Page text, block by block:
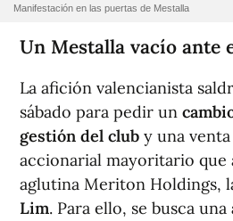
Manifestación en las puertas de Mestalla
Un Mestalla vacío ante
La afición valencianista
sábado para pedir un
gestión del club y una
accionarial mayoritario que
aglutina Meriton Holdings,
Lim. Para ello, se busca una